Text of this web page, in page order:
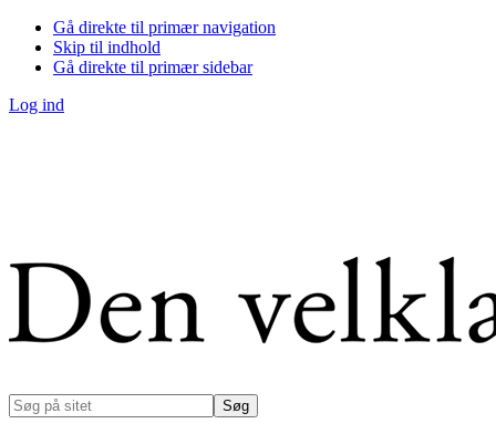
Gå direkte til primær navigation
Skip til indhold
Gå direkte til primær sidebar
Log ind
Søg
på